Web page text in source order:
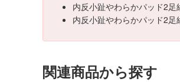
内反小趾やわらかパッド2足
内反小趾やわらかパッド2
関連商品から探す